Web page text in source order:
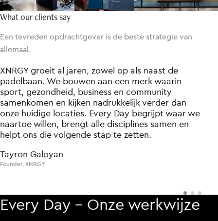
What our clients say
Een tevreden opdrachtgever is de beste strategie van
allemaal.
In de overstap en eerste campagnes heeft Every
Day direct haar karakter en waarde bewezen.
draaide de beste Black Friday sinds jaren en
bouwenvanuit een slimme strategie eenveel
betere performance.
Steven Schoonakker
XNRGY groeit al jaren, zowel op als naast de
padelbaan. We bouwen aan een merkwaarin
sport, gezondheid, business en community
samenkomen en kijken nadrukkelijkverder dan
onze huidige locaties. Every Day begrijptwaarwe
naartoewillen, brengt alle disciplines samen en
helpt ons dievolgende stap te zetten.
Tayron Galoyan
Founder, XNRGY
Every Day heeft ons de afgelopen jaren geholpen
om onze boodschap niet alleen tevertellen, maar
echt te laten landen bij inwoners. Met een
creatieve aanpak en middelen dieverder gaan
danwat je normaal gesproken van een gemeente
verwacht, gaanwe mee met de tijd en sluitenwe
veel beter aan op hoe mensen vandaag
Krista van Zeijl
In de overstap en eerste campagnes heeft Every
Day direct haar karakter en waarde bewezen.
draaide de beste Black Friday sinds jaren en
bouwenvanuit een slimme strategie eenveel
betere performance.
Steven Schoonakker
XNRGY groeit al jaren, zowel op als naast de
padelbaan. We bouwen aan een merkwaarin
sport, gezondheid, business en community
samenkomen en kijken nadrukkelijkverder dan
onze huidige locaties. Every Day begrijptwaarwe
naartoewillen, brengt alle disciplines samen en
helpt ons dievolgende stap te zetten.
Tayron Galoyan
Founder, XNRGY
Every Day – Onze werkwijze